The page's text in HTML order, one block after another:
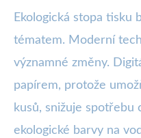
Ekologická stopa tisku
tématem. Moderní
významné změny.
papírem, protože
kusů, snižuje spotřebu
ekologické barvy na